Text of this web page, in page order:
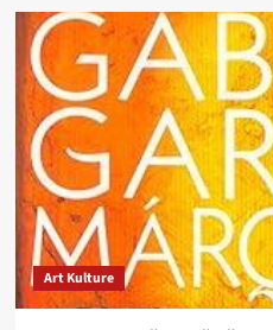
Art Kulture